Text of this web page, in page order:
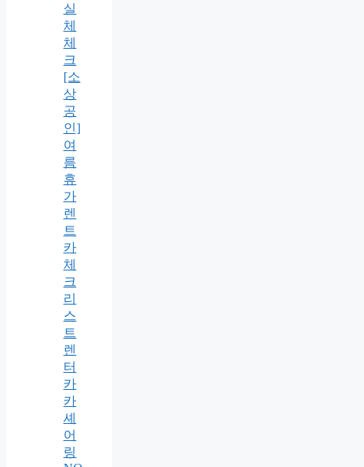
실
체
체
크
[소
상
공
인]
여
름
휴
가
렌
트
카
체
크
리
스
트
렌
터
카
카
셰
어
링